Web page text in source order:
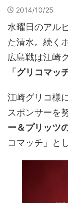
2014/10/25
水曜日のアル
た清水。続く
広島戦は江崎
「グリコマッ
江崎グリコ様
スポンサーを
ー＆プリッツ
コマッチ」と